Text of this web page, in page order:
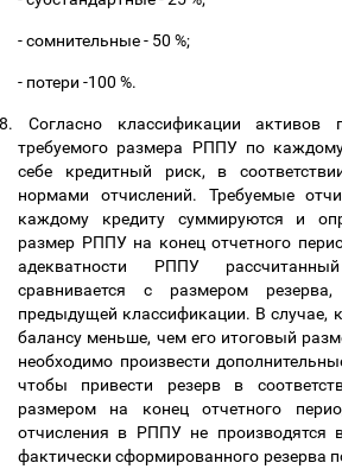
- сомнительные - 50 %;
- потери -100 %.
Согласно классификации активов
требуемого размера РППУ по
себе кредитный риск, в
нормами отчислений. Требуемые
каждому кредиту суммируются и
размер РППУ на конец отчетного
адекватности РППУ
сравнивается с размером резерва,
предыдущей классификации. В случае,
балансу меньше, чем его итоговый
необходимо произвести
чтобы привести резерв в
размером на конец отчетного
отчисления в РППУ не производятся
фактически сформированного резерва